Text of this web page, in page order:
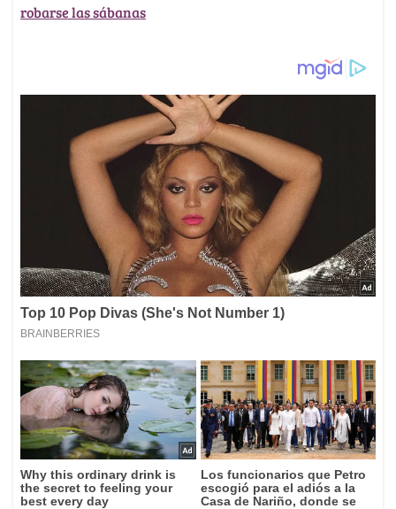
robarse las sábanas